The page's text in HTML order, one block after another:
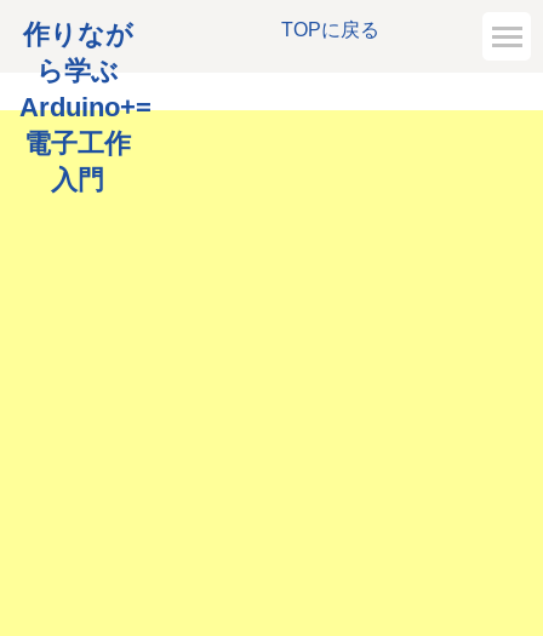
TOPに戻る
作りなが
ら学ぶ
Arduino+=
電子工作
入門